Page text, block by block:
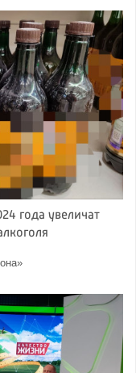
года увеличат